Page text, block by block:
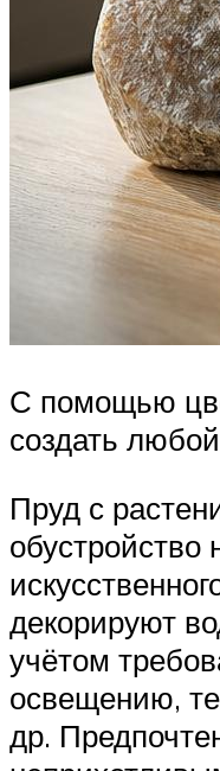
С помощью
создать
Пруд с
обустройство
декорируют
учётом
освещению,
др.